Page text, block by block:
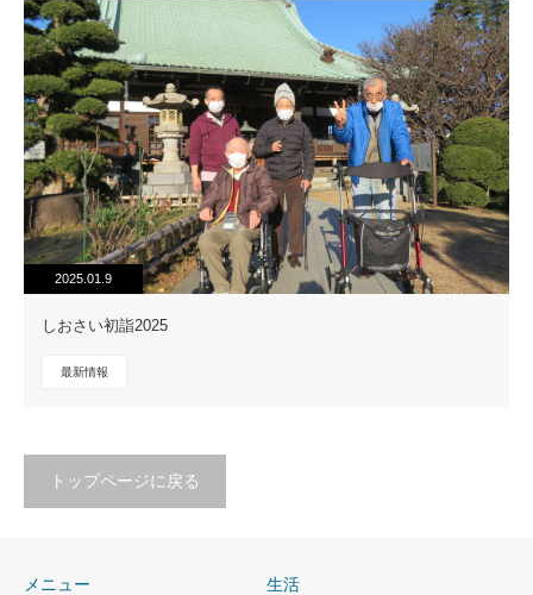
2025.01.9
しおさい初詣2025
最新情報
トップページに戻る
メニュー 生活